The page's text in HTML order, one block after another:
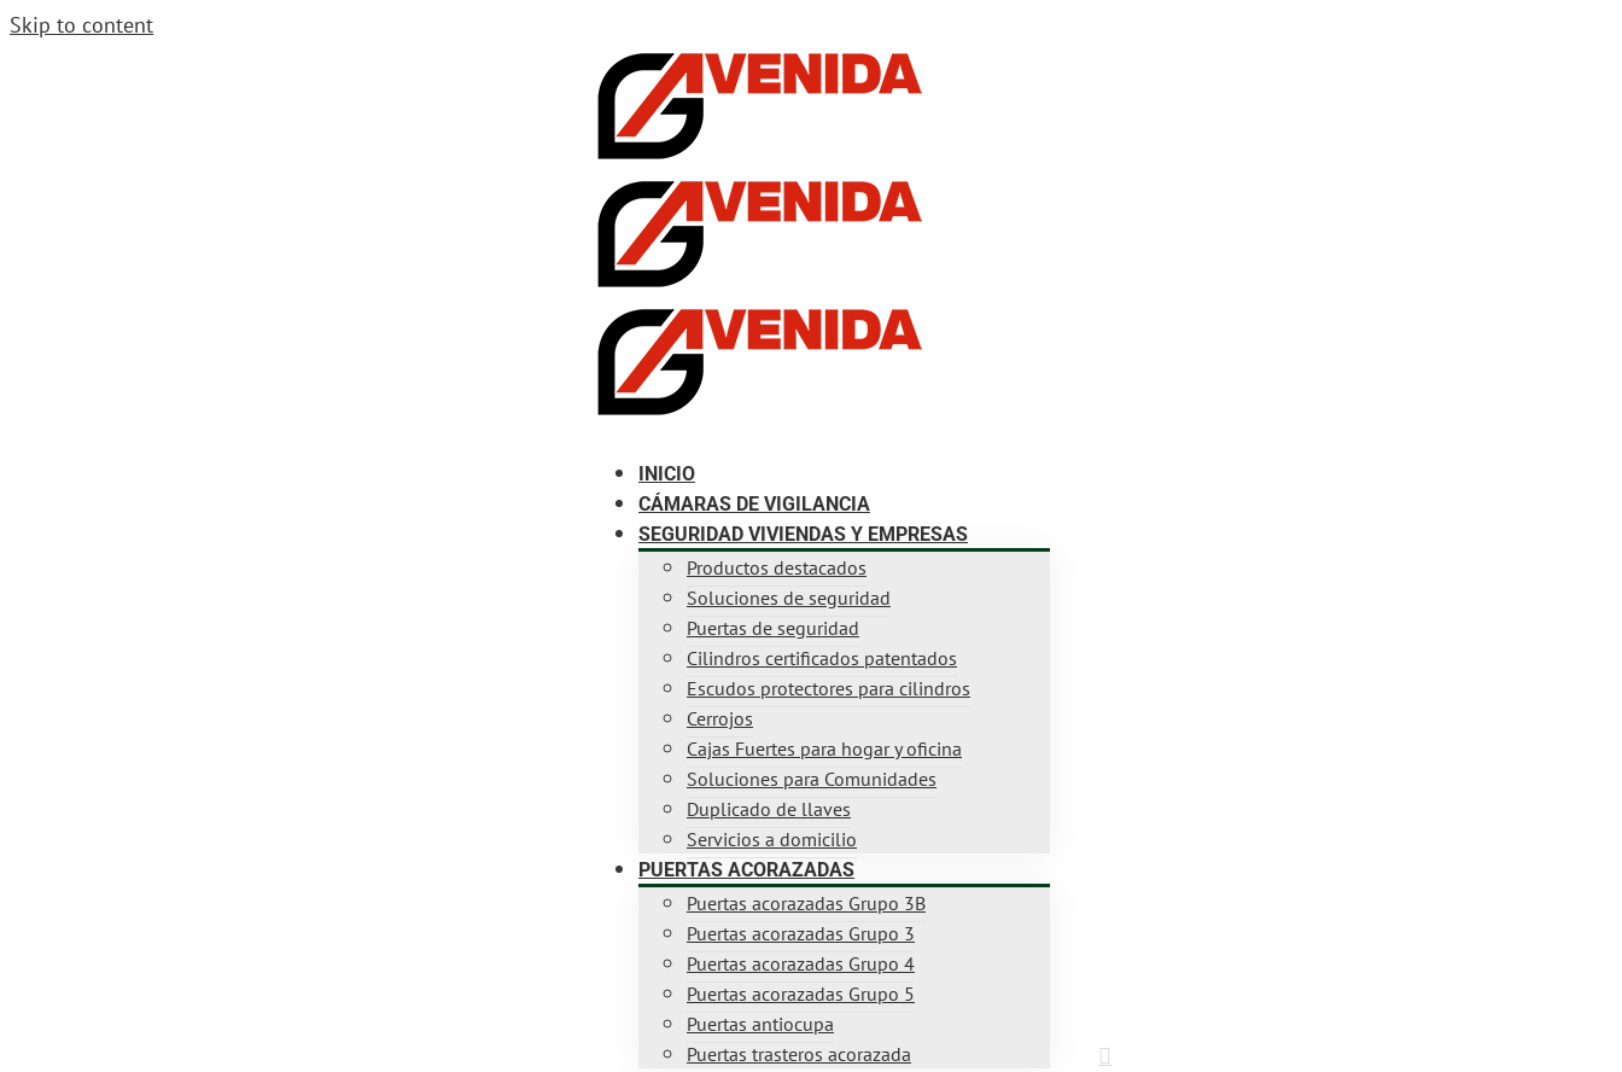
Skip to content
INICIO
CÁMARAS DE VIGILANCIA
SEGURIDAD VIVIENDAS Y EMPRESAS
Productos destacados
Soluciones de seguridad
Puertas de seguridad
Cilindros certificados patentados
Escudos protectores para cilindros
Cerrojos
Cajas Fuertes para hogar y oficina
Soluciones para Comunidades
Duplicado de llaves
Servicios a domicilio
PUERTAS ACORAZADAS
Puertas acorazadas Grupo 3B
Puertas acorazadas Grupo 3
Puertas acorazadas Grupo 4
Puertas acorazadas Grupo 5
Puertas antiocupa
Puertas trasteros acorazada